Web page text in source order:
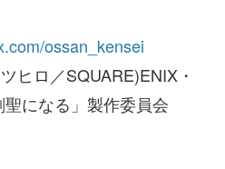
ossan_kensei
ヒロ／SQUARE)ENIX・
聖になる」製作委員会